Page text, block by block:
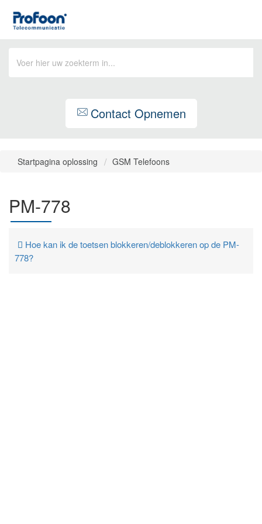
Contact Opnemen
Startpagina oplossing GSM Telefoons
PM-778
Hoe kan ik de toetsen blokkeren/deblokkeren op de PM-
778?